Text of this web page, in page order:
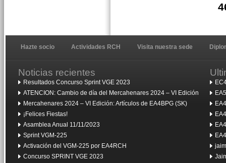
Hazte socio Actividades RCH Visita nuestra sede
Noticias recientes
Resultados Concurso Sprint VGE 2023
ATENCION: Cambio de día del Mercahenares 2024 – VI Edición
Mercahenares 2024 – VI Edición: Artículos de EA4BPG (SK)
¡Felices Fiestas!
Asamblea Anual 11/11/2023
Sprint VGM-225
Activación del VGM-225 por EA4RCH
Concurso SPRINT VGE 2023